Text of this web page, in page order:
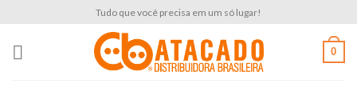
content
Tudo que você precisa em um só lugar!
0